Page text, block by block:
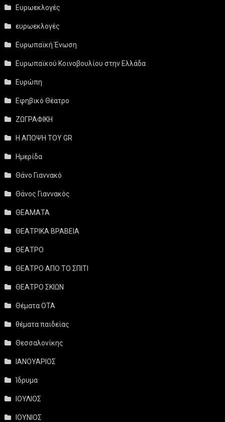
Ευρωεκλογές
ευρωεκλογές
Ευρωπαϊκή Ένωση
Ευρωπαϊκού Κοινοβουλίου στην Ελλάδα
Ευρώπη
Εφηβικό Θέατρο
ΖΩΓΡΑΦΙΚΗ
Η ΑΠΟΨΗ ΤΟΥ GR
Ημερίδα
Θάνο Γιαννακό
Θάνος Γιαννακός
ΘΕΑΜΑΤΑ
ΘΕΑΤΡΙΚΑ ΒΡΑΒΕΙΑ
ΘΕΑΤΡΟ
ΘΕΑΤΡΟ ΑΠΟ ΤΟ ΣΠΙΤΙ
ΘΕΑΤΡΟ ΣΚΙΩΝ
Θέματα ΟΤΑ
θέματα παιδείας
Θεσσαλονίκης
ΙΑΝΟΥΑΡΙΟΣ
Ίδρυμα
ΙΟΥΛΙΟΣ
ΙΟΥΝΙΟΣ